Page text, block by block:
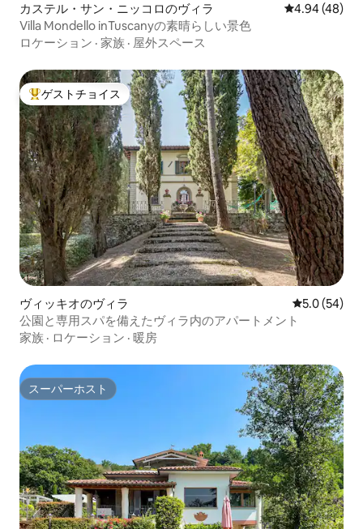
カステル・サン・ニッコロのヴィラ レビュー48
4.94 (48)
Villa Mondello inTuscanyの素晴らしい景色
ロケーション · 家族 · 屋外スペース
大好評のゲストチョイスです。
ゲストチョイス
ヴィッキオのヴィラ レビュー54
5.0 (54)
公園と専用スパを備えたヴィラ内のアパートメント
家族 · ロケーション · 暖房
スーパーホスト
スーパーホスト